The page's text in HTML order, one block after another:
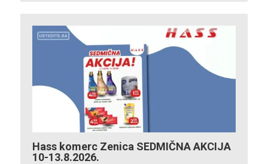
Hass komerc Zenica SEDMIČNA AKCIJA
10-13.8.2026.